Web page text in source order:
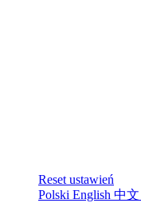
Reset ustawień
Polski English 中文